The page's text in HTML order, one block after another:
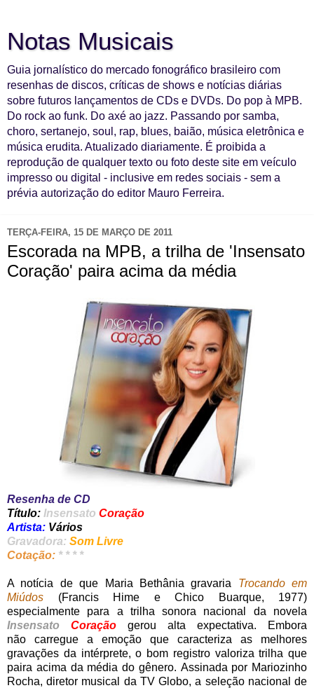
Notas Musicais
Guia jornalístico do mercado fonográfico brasileiro com
resenhas de discos, críticas de shows e notícias diárias
sobre futuros lançamentos de CDs e DVDs. Do pop à MPB.
Do rock ao funk. Do axé ao jazz. Passando por samba,
choro, sertanejo, soul, rap, blues, baião, música eletrônica e
música erudita. Atualizado diariamente. É proibida a
reprodução de qualquer texto ou foto deste site em veículo
impresso ou digital - inclusive em redes sociais - sem a
prévia autorização do editor Mauro Ferreira.
TERÇA-FEIRA, 15 DE MARÇO DE 2011
Escorada na MPB, a trilha de 'Insensato
Coração' paira acima da média
Resenha de CD
Título: Insensato Coração
Artista: Vários
Gravadora: Som Livre
Cotação: * * * *
A notícia de que Maria Bethânia gravaria Trocando em
Miúdos (Francis Hime e Chico Buarque, 1977)
especialmente para a trilha sonora nacional da novela
Insensato Coração gerou alta expectativa. Embora
não carregue a emoção que caracteriza as melhores
gravações da intérprete, o bom registro valoriza trilha que
paira acima da média do gênero. Assinada por Mariozinho
Rocha, diretor musical da TV Globo, a seleção nacional de